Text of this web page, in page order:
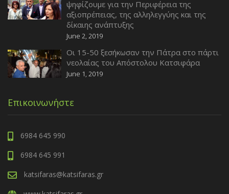
ψηφίζουμε για την Περιφέρεια της
αξιοπρέπειας, της αλληλεγγύης και της
δίκαιης ανάπτυξης
June 2, 2019
Οι 15-50 ξεσήκωσαν την Πάτρα στο πάρτι
νεολαίας του Απόστολου Κατσιφάρα
June 1, 2019
Επικοινωνήστε
6984 645 990
6984 645 991
katsifaras@katsifaras.gr